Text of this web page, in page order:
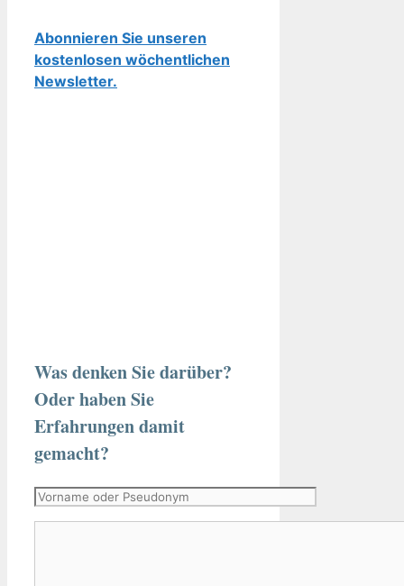
Abonnieren Sie unseren
kostenlosen wöchentlichen
Newsletter.
Was denken Sie darüber?
Oder haben Sie
Erfahrungen damit
gemacht?
Vorname